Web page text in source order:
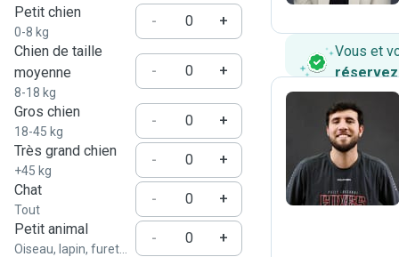
Petit chien
0-8 kg
-
+
Chien de taille
moyenne
8-18 kg
- +
Gros chien
18-45 kg
-
+
Très grand chien
+45 kg
-
+
Chat
Tout
-
+
Petit animal
Oiseau, lapin, furet...
-
+
Vous et
réservez
A